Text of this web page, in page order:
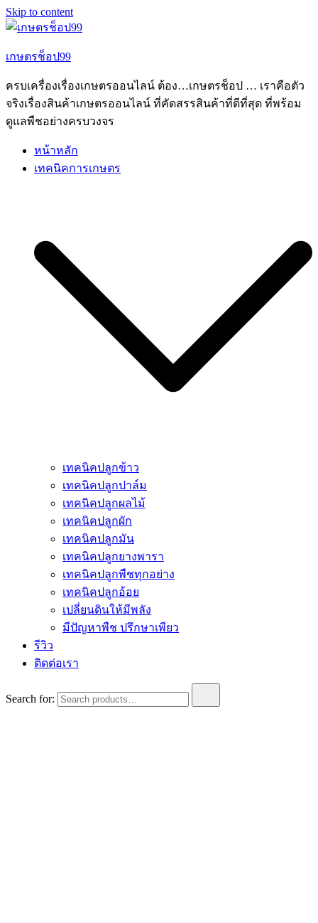
Skip to content
เกษตรช็อป99
ครบเครื่องเรื่องเกษตรออนไลน์ ต้อง…เกษตรช็อป … เราคือตัว
จริงเรื่องสินค้าเกษตรออนไลน์ ที่คัดสรรสินค้าที่ดีที่สุด ที่พร้อม
ดูแลพืชอย่างครบวงจร
หน้าหลัก
เทคนิคการเกษตร
เทคนิคปลูกข้าว
เทคนิคปลูกปาล์ม
เทคนิคปลูกผลไม้
เทคนิคปลูกผัก
เทคนิคปลูกมัน
เทคนิคปลูกยางพารา
เทคนิคปลูกพืชทุกอย่าง
เทคนิคปลูกอ้อย
เปลี่ยนดินให้มีพลัง
มีปัญหาพืช ปรึกษาเพียว
รีวิว
ติดต่อเรา
Search for: